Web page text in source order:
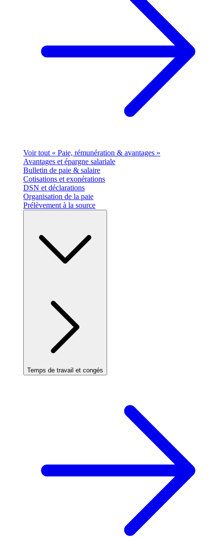
Voir tout « Paie, rémunération & avantages »
Avantages et épargne salariale
Bulletin de paie & salaire
Cotisations et exonérations
DSN et déclarations
Organisation de la paie
Prélèvement à la source
Temps de travail et congés